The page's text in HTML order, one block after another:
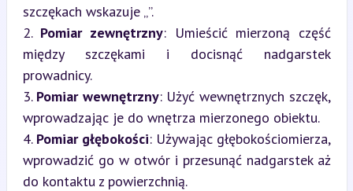
szczękach wskazuje „”.
2. Pomiar zewnętrzny: Umieścić mierzoną część
między szczękami i docisnąć nadgarstek
prowadnicy.
3. Pomiar wewnętrzny: Użyć wewnętrznych szczęk,
wprowadzając je do wnętrza mierzonego obiektu.
4. Pomiar głębokości: Używając głębokościomierza,
wprowadzić go w otwór i przesunąć nadgarstek aż
do kontaktu z powierzchnią.